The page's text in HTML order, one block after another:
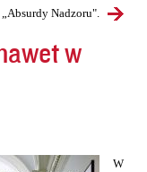
Nadzoru".
w
W